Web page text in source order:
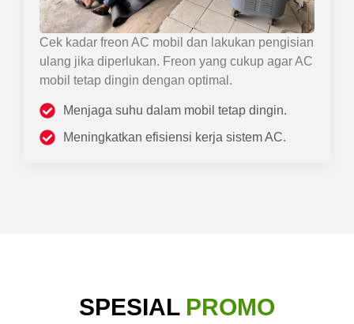
Cek kadar freon AC mobil dan lakukan pengisian
ulang jika diperlukan. Freon yang cukup agar AC
mobil tetap dingin dengan optimal.
Menjaga suhu dalam mobil tetap dingin.
Meningkatkan efisiensi kerja sistem AC.
SPESIAL PROMO